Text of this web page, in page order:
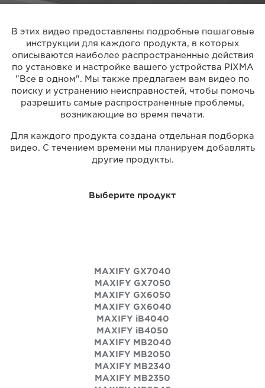
В этих видео предоставлены подробные пошаговые
инструкции для каждого продукта, в которых
описываются наиболее распространенные действия
по установке и настройке вашего устройства PIXMA
"Все в одном". Мы также предлагаем вам видео по
поиску и устранению неисправностей, чтобы помочь
разрешить самые распространенные проблемы,
возникающие во время печати.
Для каждого продукта создана отдельная подборка
видео. С течением времени мы планируем добавлять
другие продукты.
Выберите продукт
MAXIFY GX7040
MAXIFY GX7050
MAXIFY GX6050
MAXIFY GX6040
MAXIFY iB4040
MAXIFY iB4050
MAXIFY MB2040
MAXIFY MB2050
MAXIFY MB2340
MAXIFY MB2350